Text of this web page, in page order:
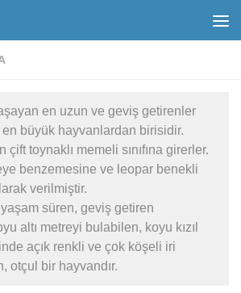
en uzun ve geviş getirenler
en büyük hayvanlardan birisidir.
çift toynaklı memeli sınıfına girerler.
benzemesine ve leopar benekli
verilmiştir.
süren, geviş getiren
altı metreyi bulabilen, koyu kızıl
açık renkli ve çok köşeli iri
otçul bir hayvandır.